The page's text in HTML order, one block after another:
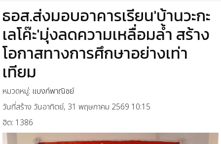
ธอส.ส่งมอบอาคารเรียน'บ้านวะกะ
เลโค๊ะ'มุ่งลดความเหลื่อมล้ำ สร้าง
โอกาสทางการศึกษาอย่างเท่า
เทียม
หมวดหมู่: แบงก์พาณิชย์
วันที่สร้าง วันอาทิตย์, 31 พฤษภาคม 2569 10:15
ฮิต: 1386